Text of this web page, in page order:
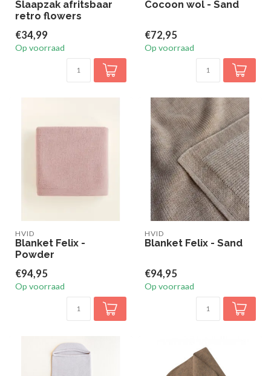
Slaapzak afritsbaar
retro flowers
€34,99
Op voorraad
Cocoon wol - Sand
€72,95
Op voorraad
HVID
Blanket Felix -
Powder
€94,95
Op voorraad
HVID
Blanket Felix - Sand
€94,95
Op voorraad